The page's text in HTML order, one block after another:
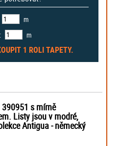
m
m
1 ROLITAPETY.
s mírně
Listy jsou v modré,
Antigua -německý